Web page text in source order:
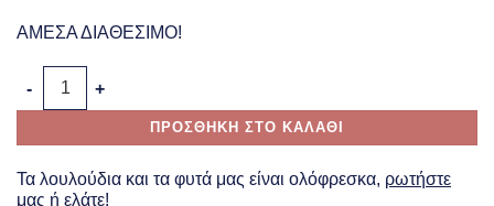
ΑΜΕΣΑ ΔΙΑΘΕΣΙΜΟ!
ΠΡΟΣΘΗΚΗ ΣΤΟ ΚΑΛΑΘΙ
Τα λουλούδια και τα φυτά μας είναι ολόφρεσκα, ρωτήστε
μας ή ελάτε!